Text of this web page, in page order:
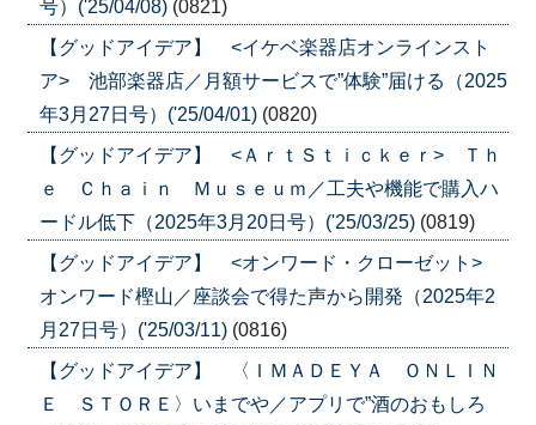
号）('25/04/08) (0821)
【グッドアイデア】 <イケベ楽器店オンラインスト
ア> 池部楽器店／月額サービスで”体験”届ける（2025
年3月27日号）('25/04/01) (0820)
【グッドアイデア】 <ＡｒｔＳｔｉｃｋｅｒ> Ｔｈ
ｅ Ｃｈａｉｎ Ｍｕｓｅｕｍ／工夫や機能で購入ハ
ードル低下（2025年3月20日号）('25/03/25) (0819)
【グッドアイデア】 <オンワード・クローゼット>
オンワード樫山／座談会で得た声から開発（2025年2
月27日号）('25/03/11) (0816)
【グッドアイデア】 〈ＩＭＡＤＥＹＡ ＯＮＬＩＮ
Ｅ ＳＴＯＲＥ〉いまでや／アプリで”酒のおもしろ